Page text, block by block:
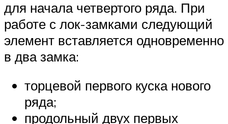
для начала четвертого ряда. При
работе с лок-замками следующий
элемент вставляется одновременно
в два замка:
торцевой первого куска нового
ряда;
продольный двух первых